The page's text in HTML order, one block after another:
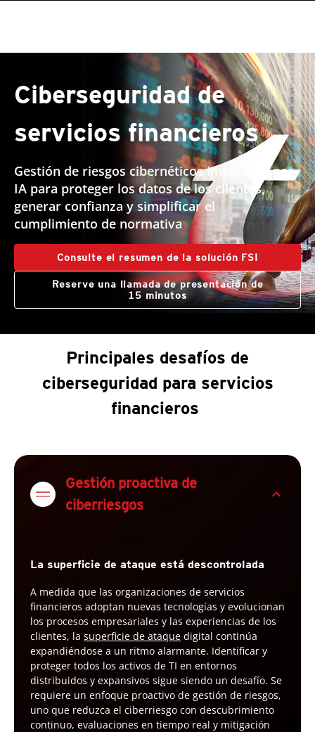
Ciberseguridad de
servicios financieros
Gestión de riesgos cibernéticos impulsada por
IA para proteger los datos de los clientes,
generar confianza y simplificar el
cumplimiento de normativa
Consulte el resumen de la solución FSI
Reserve una llamada de presentación de
15 minutos
Principales desafíos de
ciberseguridad para servicios
financieros
Gestión proactiva de
ciberriesgos
expand_less
La superficie de ataque está descontrolada
A medida que las organizaciones de servicios
financieros adoptan nuevas tecnologías y evolucionan
los procesos empresariales y las experiencias de los
clientes, la superficie de ataque digital continúa
expandiéndose a un ritmo alarmante. Identificar y
proteger todos los activos de TI en entornos
distribuidos y expansivos sigue siendo un desafío. Se
requiere un enfoque proactivo de gestión de riesgos,
uno que reduzca el ciberriesgo con descubrimiento
continuo, evaluaciones en tiempo real y mitigación
Products